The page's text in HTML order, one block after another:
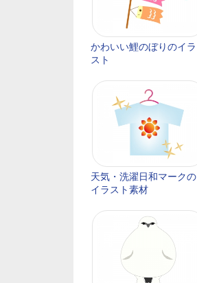
かわいい鯉のぼりのイラ
スト
天気・洗濯日和マークの
イラスト素材